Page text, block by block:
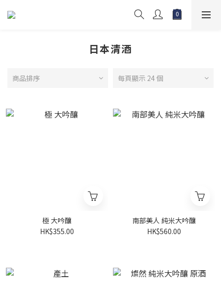
日本清酒
商品排序 每頁顯示 24 個
極 大吟釀
HK$355.00
南部美人 純米大吟釀
HK$560.00